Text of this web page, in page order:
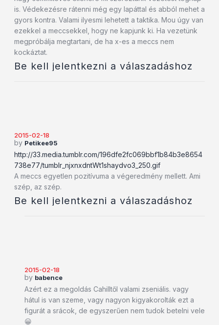
is. Védekezésre rátenni még egy lapáttal és abból mehet a
gyors kontra. Valami ilyesmi lehetett a taktika. Mou úgy van
ezekkel a meccsekkel, hogy ne kapjunk ki. Ha vezetünk
megpróbálja megtartani, de ha x-es a meccs nem
kockáztat.
Be kell jelentkezni a válaszadáshoz
2015-02-18
by Petikee95
http://33.media.tumblr.com/196dfe2fc069bbf1b84b3e8654
738e77/tumblr_njxnxdntWt1shaydvo3_250.gif
A meccs egyetlen pozitívuma a végeredmény mellett. Ami
szép, az szép.
Be kell jelentkezni a válaszadáshoz
2015-02-18
by babence
Azért ez a megoldás Cahilltől valami zseniális. vagy
hátul is van szeme, vagy nagyon kigyakorolták ezt a
figurát a srácok, de egyszerűen nem tudok betelni vele
😀